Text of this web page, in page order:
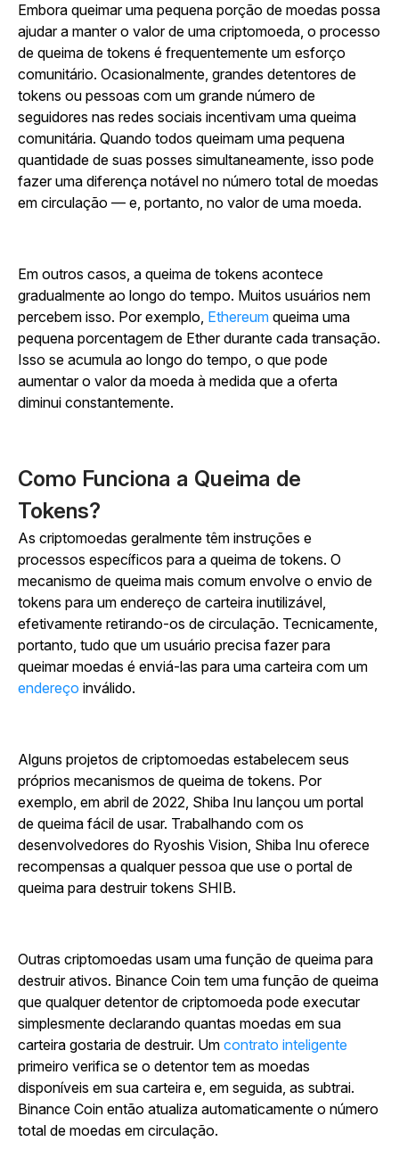
Embora queimar uma pequena porção de moedas possa
ajudar a manter o valor de uma criptomoeda, o processo
de queima de tokens é frequentemente um esforço
comunitário. Ocasionalmente, grandes detentores de
tokens ou pessoas com um grande número de
seguidores nas redes sociais incentivam uma queima
comunitária. Quando todos queimam uma pequena
quantidade de suas posses simultaneamente, isso pode
fazer uma diferença notável no número total de moedas
em circulação — e, portanto, no valor de uma moeda.
Em outros casos, a queima de tokens acontece
gradualmente ao longo do tempo. Muitos usuários nem
percebem isso. Por exemplo, Ethereum queima uma
pequena porcentagem de Ether durante cada transação.
Isso se acumula ao longo do tempo, o que pode
aumentar o valor da moeda à medida que a oferta
diminui constantemente.
Como Funciona a Queima de
Tokens?
As criptomoedas geralmente têm instruções e
processos específicos para a queima de tokens. O
mecanismo de queima mais comum envolve o envio de
tokens para um endereço de carteira inutilizável,
efetivamente retirando-os de circulação. Tecnicamente,
portanto, tudo que um usuário precisa fazer para
queimar moedas é enviá-las para uma carteira com um
endereço inválido.
Alguns projetos de criptomoedas estabelecem seus
próprios mecanismos de queima de tokens. Por
exemplo, em abril de 2022, Shiba Inu lançou um portal
de queima fácil de usar. Trabalhando com os
desenvolvedores do Ryoshis Vision, Shiba Inu oferece
recompensas a qualquer pessoa que use o portal de
queima para destruir tokens SHIB.
Outras criptomoedas usam uma função de queima para
destruir ativos. Binance Coin tem uma função de queima
que qualquer detentor de criptomoeda pode executar
simplesmente declarando quantas moedas em sua
carteira gostaria de destruir. Um contrato inteligente
primeiro verifica se o detentor tem as moedas
disponíveis em sua carteira e, em seguida, as subtrai.
Binance Coin então atualiza automaticamente o número
total de moedas em circulação.